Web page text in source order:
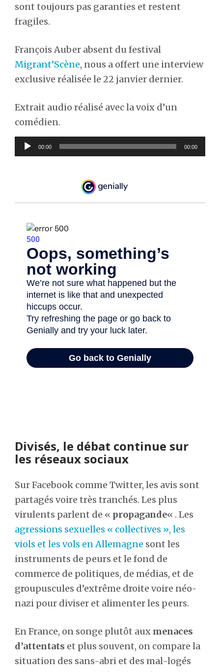
sont toujours pas garanties et restent
fragiles.
François Auber absent du festival
Migrant’Scène, nous a offert une interview
exclusive réalisée le 22 janvier dernier.
Extrait audio réalisé avec la voix d’un
comédien.
Lecteur
audio
00:00 00:00
Divisés, le débat continue sur
les réseaux sociaux
Sur Facebook comme Twitter, les avis sont
partagés voire très tranchés. Les plus
virulents parlent de « propagande« . Les
agressions sexuelles « collectives », les
viols et les vols en Allemagne sont les
instruments de peurs et le fond de
commerce de politiques, de médias, et de
groupuscules d’extrême droite voire néo-
nazi pour diviser et alimenter les peurs.
En France, on songe plutôt aux menaces
d’attentats et plus souvent, on compare la
situation des sans-abri et des mal-logés